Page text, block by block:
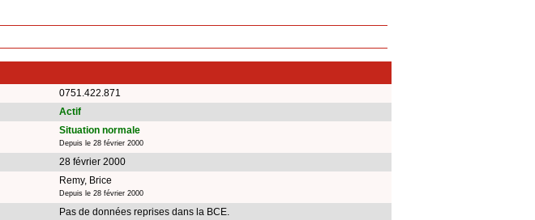
0751.422.871
Actif
Situation normale
Depuis le 28 février 2000
28 février 2000
Remy, Brice
Depuis le 28 février 2000
Pas de données reprises dans la BCE.